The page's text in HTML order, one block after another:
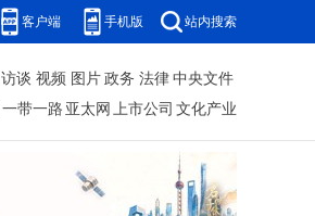
客户端 手机版 站内搜索
访谈 视频 图片 政务 法律 中央文件
一带一路 亚太网 上市公司 文化产业